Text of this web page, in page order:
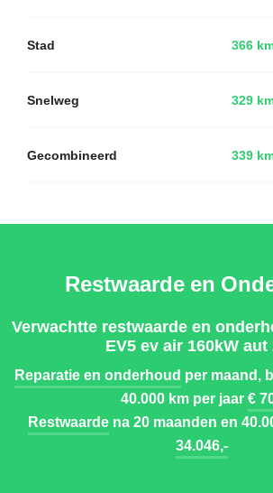
Stad 366
Snelweg 329
Gecombineerd 339
Restwaarde en
Verwachtte restwaarde en
EV5 ev air 160kW aut
Reparatie en onderhoud per maand,
40.000 km per jaar€
Restwaardena 20 maanden en
34.046,-